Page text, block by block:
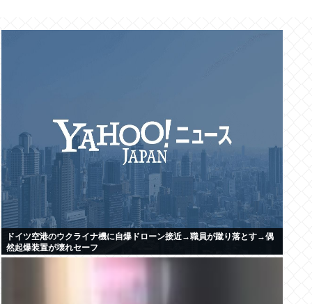
ドイツ空港のウクライナ機に自爆ドローン接近→職員が蹴り落とす→偶
然起爆装置が壊れセーフ